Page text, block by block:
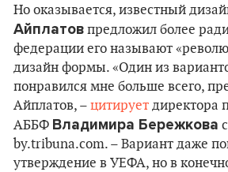
Но оказывается, известный
Айплатов предложил более
федерации его называют
дизайн формы. «Один из
понравился мне больше всего,
Айплатов, – цитирует директора
АББФ Владимира Бережкова
by.tribuna.com. – Вариант даже
утверждение в УЕФА, но в